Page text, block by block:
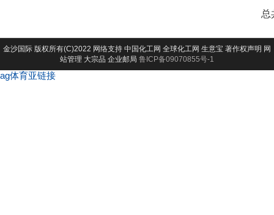
总
金沙国际 版权所有(C)2022 网络支持 中国化工网 全球化工网 生意宝 著作权声明 网
站管理 大宗品 企业邮局 鲁ICP备09070855号-1
ag体育亚链接